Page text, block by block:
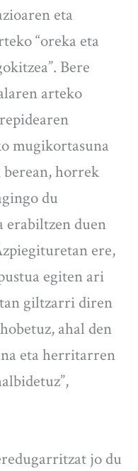
eta
“oreka eta
Bere
arteko
mugikortasuna
horrek
du
duen
ere,
egiten ari
giltzarri diren
ahal den
eta herritarren
jo du